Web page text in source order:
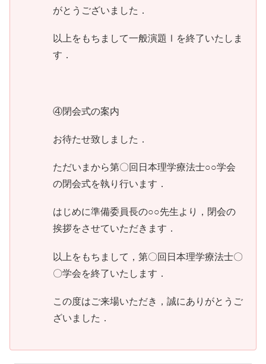
がとうございました．
以上をもちまして一般演題Ⅰを終了いたしま
す．
④閉会式の案内
お待たせ致しました．
ただいまから第〇回日本理学療法士○○学会
の閉会式を執り行います．
はじめに準備委員長の○○先生より，閉会の
挨拶をさせていただきます．
以上をもちまして，第〇回日本理学療法士〇
〇学会を終了いたします．
この度はご来場いただき，誠にありがとうご
ざいました．